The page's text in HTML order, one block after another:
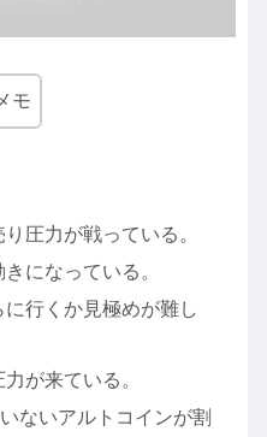
モ
圧力が戦っている。
になっている。
行くか見極めが難し
が来ている。
ないアルトコインが割